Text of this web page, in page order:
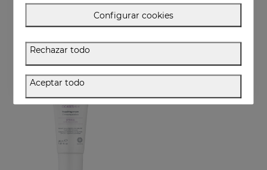
Limpiador facial y corporal para pieles sensibles que han sufrido agresiones
Configurar cookies
Rechazar todo
Aceptar todo